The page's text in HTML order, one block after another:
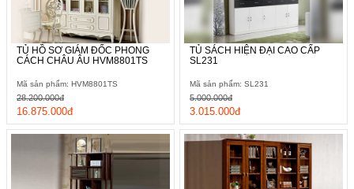
TỦ HỒ SƠ GIÁM ĐỐC PHONG
CÁCH CHÂU ÂU HVM8801TS
Mã sản phẩm: HVM8801TS
16.875.000đ
28.200.000đ
TỦ SÁCH HIỆN ĐẠI CAO CẤP
SL231
Mã sản phẩm: SL231
3.015.000đ
5.000.000đ